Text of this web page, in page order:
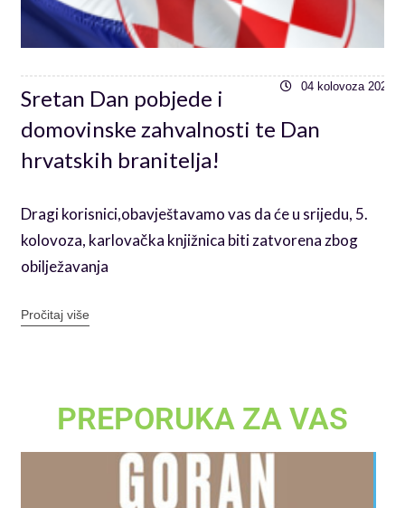
04 kolovoza 2026
Sretan Dan pobjede i
domovinske zahvalnosti te Dan
hrvatskih branitelja!
Dragi korisnici,obavještavamo vas da će u srijedu, 5.
kolovoza, karlovačka knjižnica biti zatvorena zbog
obilježavanja
Pročitaj više
PREPORUKA ZA VAS